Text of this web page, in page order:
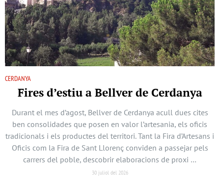
CERDANYA
Fires d’estiu a Bellver de Cerdanya
Durant el mes d’agost, Bellver de Cerdanya acull dues cites
ben consolidades que posen en valor l’artesania, els oficis
tradicionals i els productes del territori. Tant la Fira d’Artesans i
Oficis com la Fira de Sant Llorenç conviden a passejar pels
carrers del poble, descobrir elaboracions de proxi …
30 juliol del 2026